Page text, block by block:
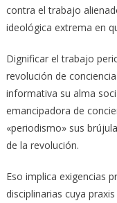
contra el trabajo
ideológica extrema en
Dignificar el trabajo
revolución de
informativa su alma
emancipadora de
«periodismo» sus
de la revolución.
Eso implica exigencias
disciplinarias cuya